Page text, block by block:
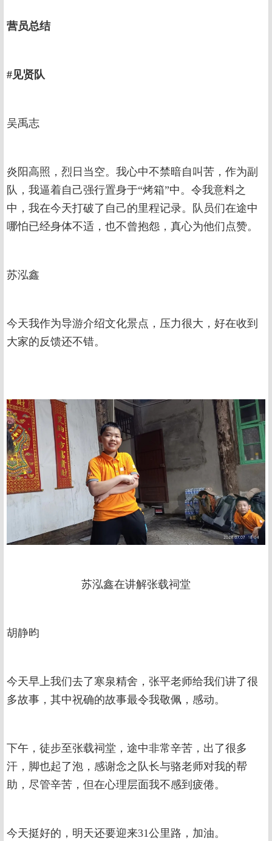
营员总结
#见贤队
吴禹志
炎阳高照，烈日当空。我心中不禁暗自叫苦，作为副
队，我逼着自己强行置身于“烤箱”中。令我意料之
中，我在今天打破了自己的里程记录。队员们在途中
哪怕已经身体不适，也不曾抱怨，真心为他们点赞。
苏泓鑫
今天我作为导游介绍文化景点，压力很大，好在收到
大家的反馈还不错。
苏泓鑫在讲解张载祠堂
胡静昀
今天早上我们去了寒泉精舍，张平老师给我们讲了很
多故事，其中祝确的故事最令我敬佩，感动。
下午，徒步至张载祠堂，途中非常辛苦，出了很多
汗，脚也起了泡，感谢念之队长与骆老师对我的帮
助，尽管辛苦，但在心理层面我不感到疲倦。
今天挺好的，明天还要迎来31公里路，加油。